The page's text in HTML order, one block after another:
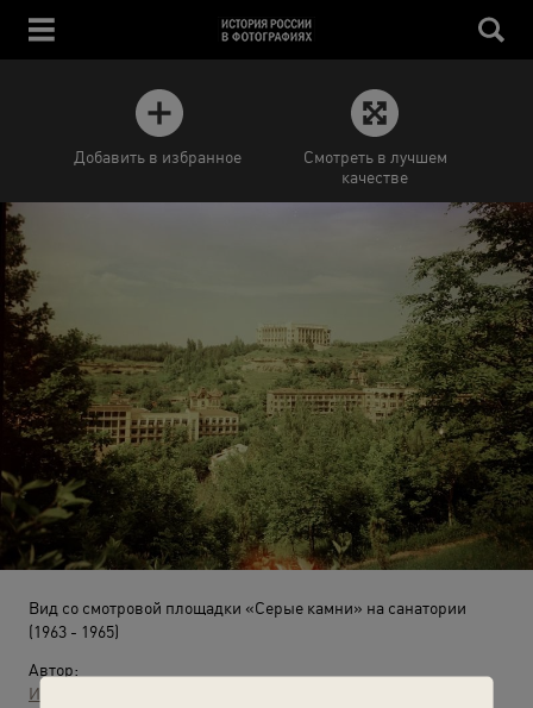
Добавить в избранное
Смотреть в лучшем
качестве
Вид со смотровой площадки «Серые камни» на санатории
(1963 - 1965)
Автор:
Иван Шагин